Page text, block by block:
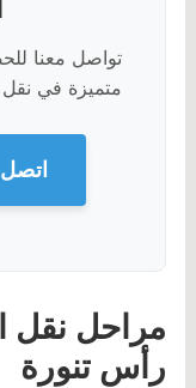
تواصل معنا
متميزة في
اتصل
مراحل نقل
رأس تنورة